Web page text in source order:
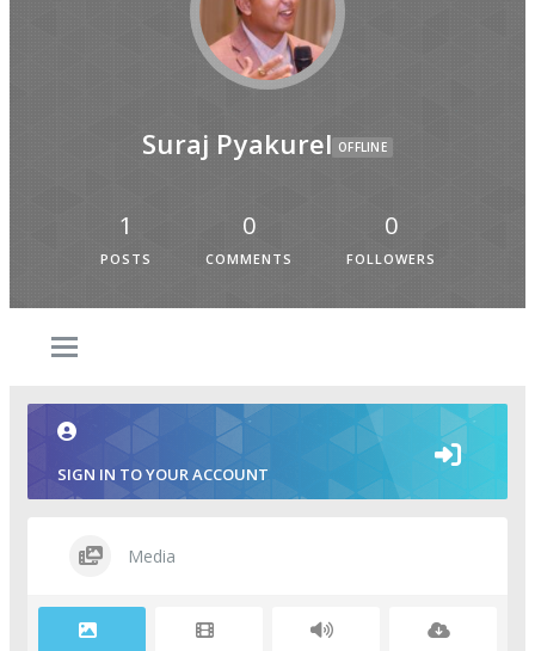
Suraj Pyakurel OFFLINE
1
POSTS
0
COMMENTS
0
FOLLOWERS
SIGN IN TO YOUR ACCOUNT
Media